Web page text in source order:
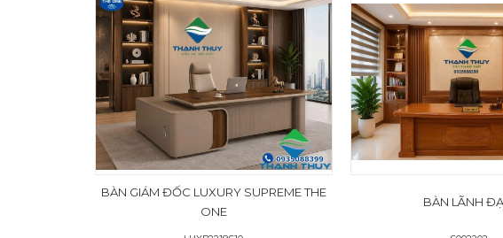
BÀN GIÁM ĐỐC LUXURY SUPREME THE
ONE
BÀN LÃNH